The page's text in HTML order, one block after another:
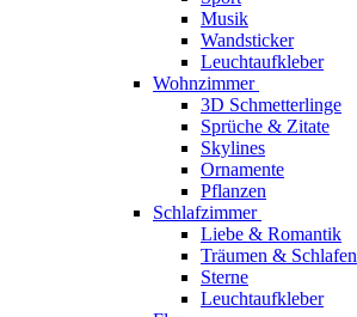
Musik
Wandsticker
Leuchtaufkleber
Wohnzimmer
3D Schmetterlinge
Sprüche & Zitate
Skylines
Ornamente
Pflanzen
Schlafzimmer
Liebe & Romantik
Träumen & Schlafen
Sterne
Leuchtaufkleber